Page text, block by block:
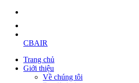
CBAIR
Trang chủ
Giới thiệu
Về chúng tôi